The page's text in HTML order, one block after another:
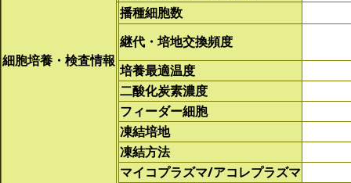
細胞培養・検査情報
播種細胞数
継代・培地交換頻度
培養最適温度
二酸化炭素濃度
フィーダー細胞
凍結培地
凍結方法
マイコプラズマ/アコレプラズマ